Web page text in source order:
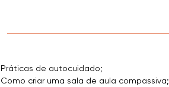
Práticas de autocuidado;
Como criar uma sala de aula compassiva;